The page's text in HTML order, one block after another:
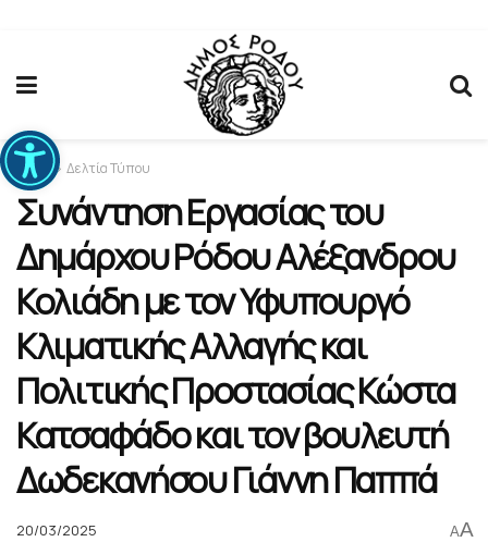
Ανοίξτε τη γραμμή εργαλείων
Home Δελτία Τύπου
Συνάντηση Εργασίας του
Δημάρχου Ρόδου Αλέξανδρου
Κολιάδη με τον Υφυπουργό
Κλιματικής Αλλαγής και
Πολιτικής Προστασίας Κώστα
Κατσαφάδο και τον βουλευτή
Δωδεκανήσου Γιάννη Παππά
20/03/2025 AA